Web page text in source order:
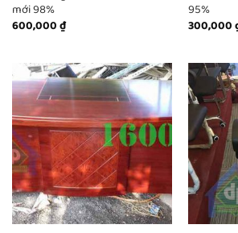
mới 98%
600,000₫
95%
300,000